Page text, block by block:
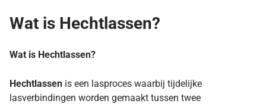
Wat is Hechtlassen?
Wat is Hechtlassen?
Hechtlassen is een lasproces waarbij tijdelijke
lasverbindingen worden gemaakt tussen twee